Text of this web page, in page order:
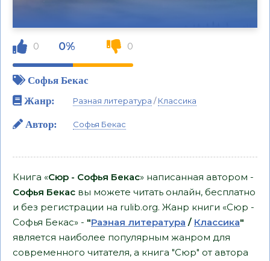
0 0% 0
Софья Бекас
Жанр:
Разная литература /Классика
Автор: Софья Бекас
Книга «Сюр - Софья Бекас» написанная автором -
Софья Бекас вы можете читать онлайн, бесплатно
и без регистрации на rulib.org. Жанр книги «Сюр -
Софья Бекас» - "Разная литература / Классика"
является наиболее популярным жанром для
современного читателя, а книга "Сюр" от автора